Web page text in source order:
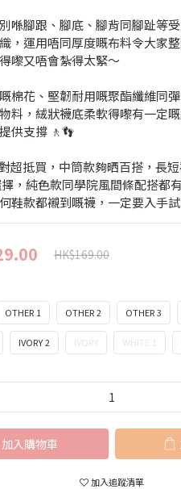
喺腳跟、腳底、腳背同腳趾等
，運用唔同厚度嘅布料令大家
嚟又唔會紮得太緊～
棉花、堅韌耐用嘅聚酯纖維同
料，絨狀襪底柔軟得嚟有一定
供支撐 🚶👣
超抵買，中筒款夠晒百搭，長
，純色款同學院風間條配搭都
鞋款都襯到嘅襪，一定要入手
HK$169.00
OTHER 1 OTHER 2 OTHER 3
IVORY 2 IVORY WHITE 1
加入購物車
加入追蹤清單